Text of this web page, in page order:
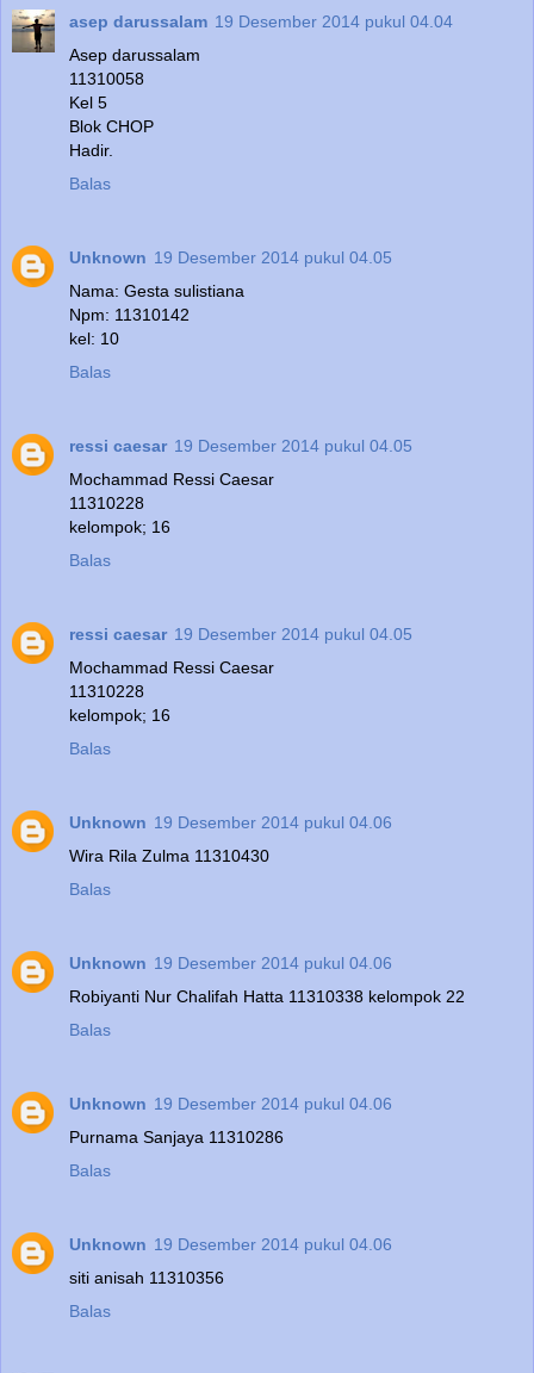
asep darussalam 19 Desember 2014 pukul 04.04
Asep darussalam
11310058
Kel 5
Blok CHOP
Hadir.
Balas
Unknown 19 Desember 2014 pukul 04.05
Nama: Gesta sulistiana
Npm: 11310142
kel: 10
Balas
ressi caesar 19 Desember 2014 pukul 04.05
Mochammad Ressi Caesar
11310228
kelompok; 16
Balas
ressi caesar 19 Desember 2014 pukul 04.05
Mochammad Ressi Caesar
11310228
kelompok; 16
Balas
Unknown 19 Desember 2014 pukul 04.06
Wira Rila Zulma 11310430
Balas
Unknown 19 Desember 2014 pukul 04.06
Robiyanti Nur Chalifah Hatta 11310338 kelompok 22
Balas
Unknown 19 Desember 2014 pukul 04.06
Purnama Sanjaya 11310286
Balas
Unknown 19 Desember 2014 pukul 04.06
siti anisah 11310356
Balas